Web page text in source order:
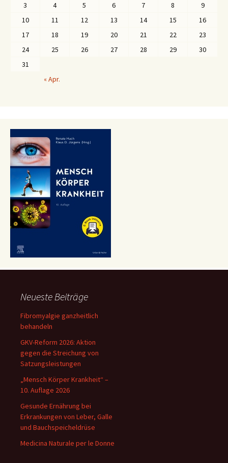
3
4 5 6 7 8
9
10
11 12 13 14 15
16
17
18 19 20 21 22
23
24
25 26 27 28 29
30
31
« Apr.
Neueste Beiträge
Fibromyalgie ganzheitlich
behandeln
GKV-Reform 2026: Aktion
gegen die Streichung von
Satzungsleistungen
„Mensch Körper Krankheit“ –
10. Auflage 2026
Gesunde Ernährung bei
Erkrankungen von Leber, Galle
und Bauchspeicheldrüse
Medicina Naturale per le Donne